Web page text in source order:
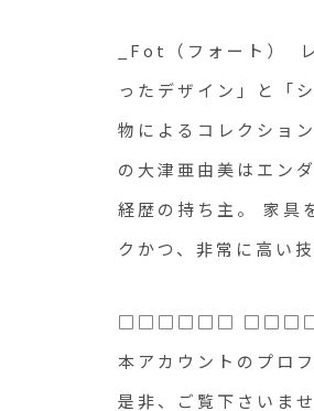
_Fot（フォート）
ったデザイン」と「
物によるコレクショ
の大津亜由美はエン
経歴の持ち主。 家具
クかつ、非常に高い
□□□□□□
本アカウントのプロ
是非、ご覧下さいま